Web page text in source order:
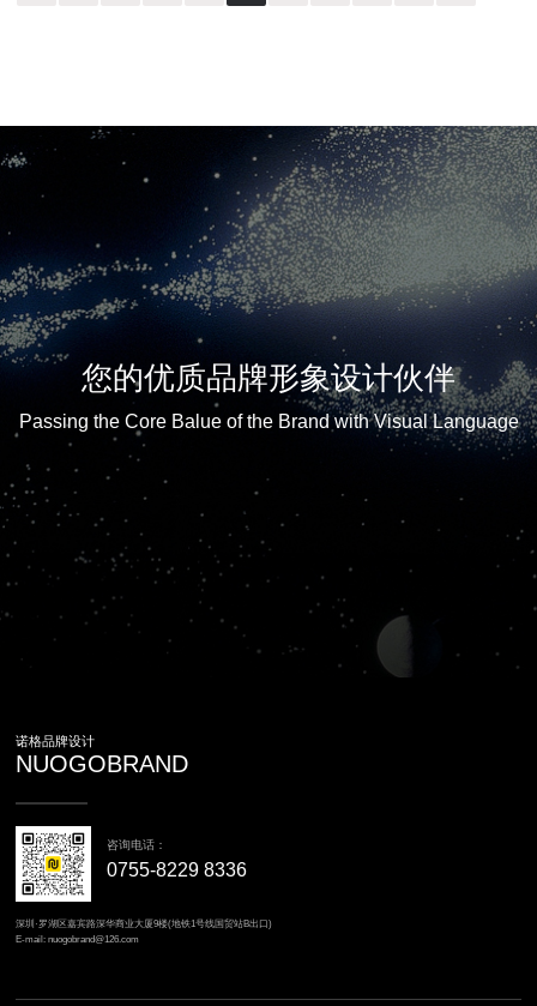
您的优质品牌形象设计伙伴
Passing the Core Balue of the Brand with Visual Language
诺格品牌设计
NUOGOBRAND
咨询电话：
0755-8229 8336
深圳·罗湖区嘉宾路深华商业大厦9楼(地铁1号线国贸站B出口)
E-mail: nuogobrand@126.com